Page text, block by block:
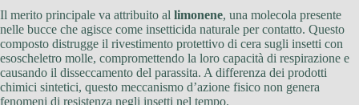
Il merito principale va attribuito al limonene, una molecola presente
nelle bucce che agisce come insetticida naturale per contatto. Questo
composto distrugge il rivestimento protettivo di cera sugli insetti con
esoscheletro molle, compromettendo la loro capacità di respirazione e
causando il disseccamento del parassita. A differenza dei prodotti
chimici sintetici, questo meccanismo d’azione fisico non genera
fenomeni di resistenza negli insetti nel tempo.